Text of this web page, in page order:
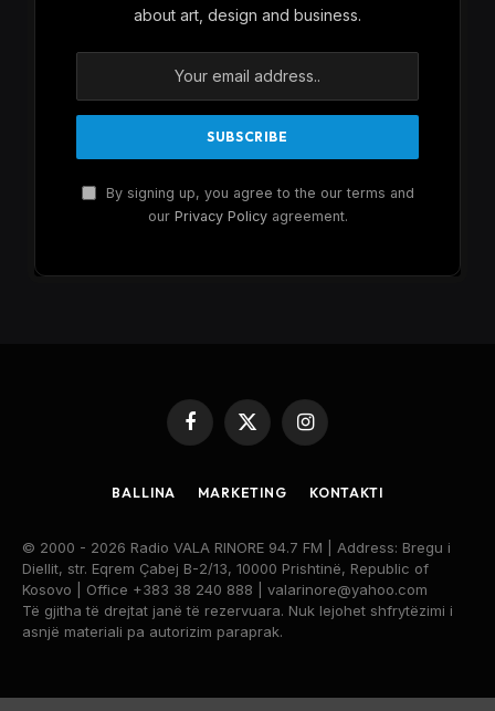
about art, design and business.
By signing up, you agree to the our terms and
our Privacy Policyagreement.
Facebook
X
(Twitter)
Instagram
BALLINA MARKETING KONTAKTI
© 2000 - 2026 Radio VALA RINORE 94.7 FM | Address: Bregu i
Diellit, str. Eqrem Çabej B-2/13, 10000 Prishtinë, Republic of
Kosovo | Office +383 38 240 888 | valarinore@yahoo.com
Të gjitha të drejtat janë të rezervuara. Nuk lejohet shfrytëzimi i
asnjë materiali pa autorizim paraprak.